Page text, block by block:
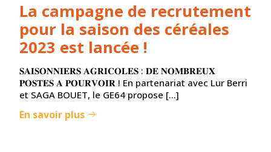
La campagne de recrutement
pour la saison des céréales
2023 est lancée !
𝐒𝐀𝐈𝐒𝐎𝐍𝐍𝐈𝐄𝐑𝐒 𝐀𝐆𝐑𝐈𝐂𝐎𝐋𝐄𝐒 : 𝐃𝐄 𝐍𝐎𝐌𝐁𝐑𝐄𝐔𝐗
𝐏𝐎𝐒𝐓𝐄𝐒 𝐀 𝐏𝐎𝐔𝐑𝐕𝐎𝐈𝐑 ! En partenariat avec Lur Berri
et SAGA BOUET, le GE64 propose […]
En savoir plus